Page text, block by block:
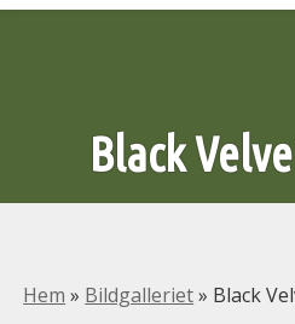
Black
Hem » Bildgalleriet» Black